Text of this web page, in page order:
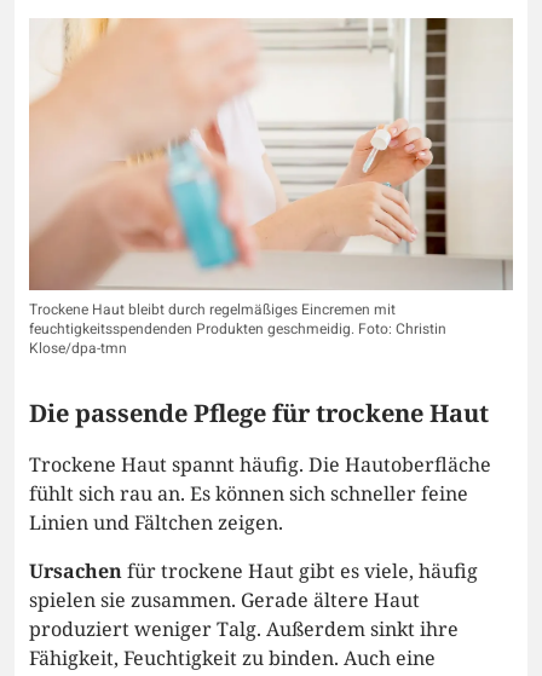
Trockene Haut bleibt durch regelmäßiges Eincremen mit
feuchtigkeitsspendenden Produkten geschmeidig. Foto: Christin
Klose/dpa-tmn
Die passende Pflege für trockene Haut
Trockene Haut spannt häufig. Die Hautoberfläche
fühlt sich rau an. Es können sich schneller feine
Linien und Fältchen zeigen.
Ursachenfür trockene Haut gibt es viele, häufig
spielen sie zusammen. Gerade ältere Haut
produziert weniger Talg. Außerdem sinkt ihre
Fähigkeit, Feuchtigkeit zu binden. Auch eine